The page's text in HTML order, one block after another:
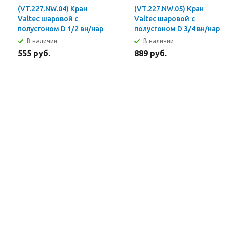
(VT.227.NW.04) Кран
Valtec шаровой с
полусгоном D 1/2 вн/нар
В наличии
555 руб.
(VT.227.NW.05) Кран
Valtec шаровой с
полусгоном D 3/4 вн/нар
В наличии
889 руб.